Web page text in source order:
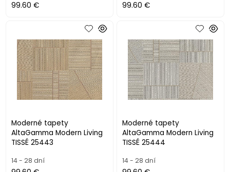
99.60 € 99.60 €
Moderné tapety
AltaGamma Modern Living
TISSÉ 25443
14 - 28 dní
Moderné tapety
AltaGamma Modern Living
TISSÉ 25444
14 - 28 dní